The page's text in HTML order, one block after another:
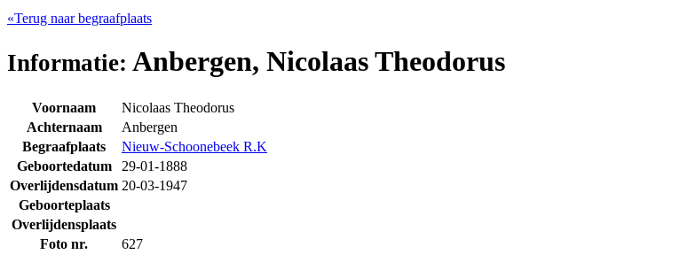
«Terug naar begraafplaats
Informatie: Anbergen, Nicolaas Theodorus
Voornaam
Nicolaas Theodorus
Achternaam
Anbergen
Begraafplaats
Nieuw-Schoonebeek R.K
Geboortedatum
29-01-1888
Overlijdensdatum 20-03-1947
Geboorteplaats
Overlijdensplaats
Foto nr.
627